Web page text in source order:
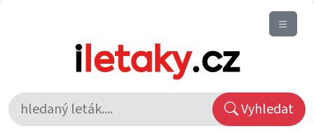
Vyhledat